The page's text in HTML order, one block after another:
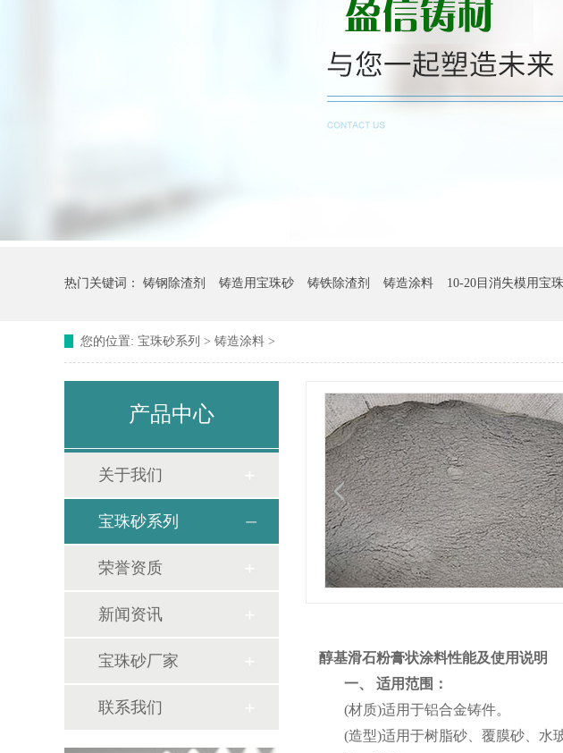
热门关键词： 铸钢除渣剂 铸造用宝珠砂 铸铁除渣剂 铸造涂料 10-20目消失模用宝
您的位置: 宝珠砂系列 > 铸造涂料 >
产品中心
关于我们
宝珠砂系列
荣誉资质
新闻资讯
宝珠砂厂家
联系我们
醇基滑石粉膏状涂料性能及使用说明
一、 适用范围：
(材质)适用于铝合金铸件。
(造型)适用于树脂砂、覆膜砂、水玻